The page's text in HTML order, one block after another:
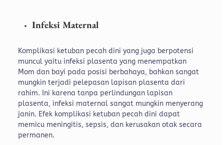
Infeksi Maternal
Komplikasi ketuban pecah dini yang juga berpotensi
muncul yaitu infeksi plasenta yang menempatkan
Mom dan bayi pada posisi berbahaya, bahkan sangat
mungkin terjadi pelepasan lapisan plasenta dari
rahim. Ini karena tanpa perlindungan lapisan
plasenta, infeksi maternal sangat mungkin menyerang
janin. Efek komplikasi ketuban pecah dini dapat
memicu meningitis, sepsis, dan kerusakan otak secara
permanen.